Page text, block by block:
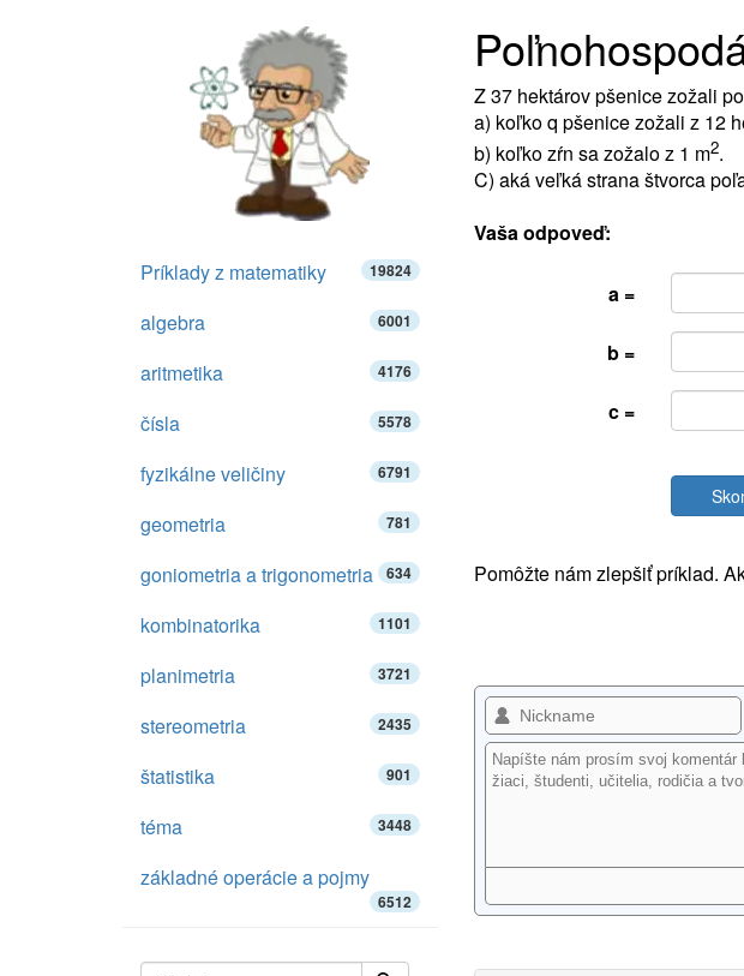
Z 37 hektárov pšenice zožali
a) koľko q pšenice zožali z 12
b) koľko zŕn sa zožalo z 1 m2.
C) aká veľká strana štvorca
Vaša odpoveď:
a =
b =
c =
Pomôžte nám zlepšiť príklad.
Príklady z matematiky 19824
algebra 6001
aritmetika 4176
čísla 5578
fyzikálne veličiny 6791
geometria 781
goniometria a trigonometria 634
kombinatorika 1101
planimetria 3721
stereometria 2435
štatistika 901
téma 3448
základné operácie a pojmy
6512